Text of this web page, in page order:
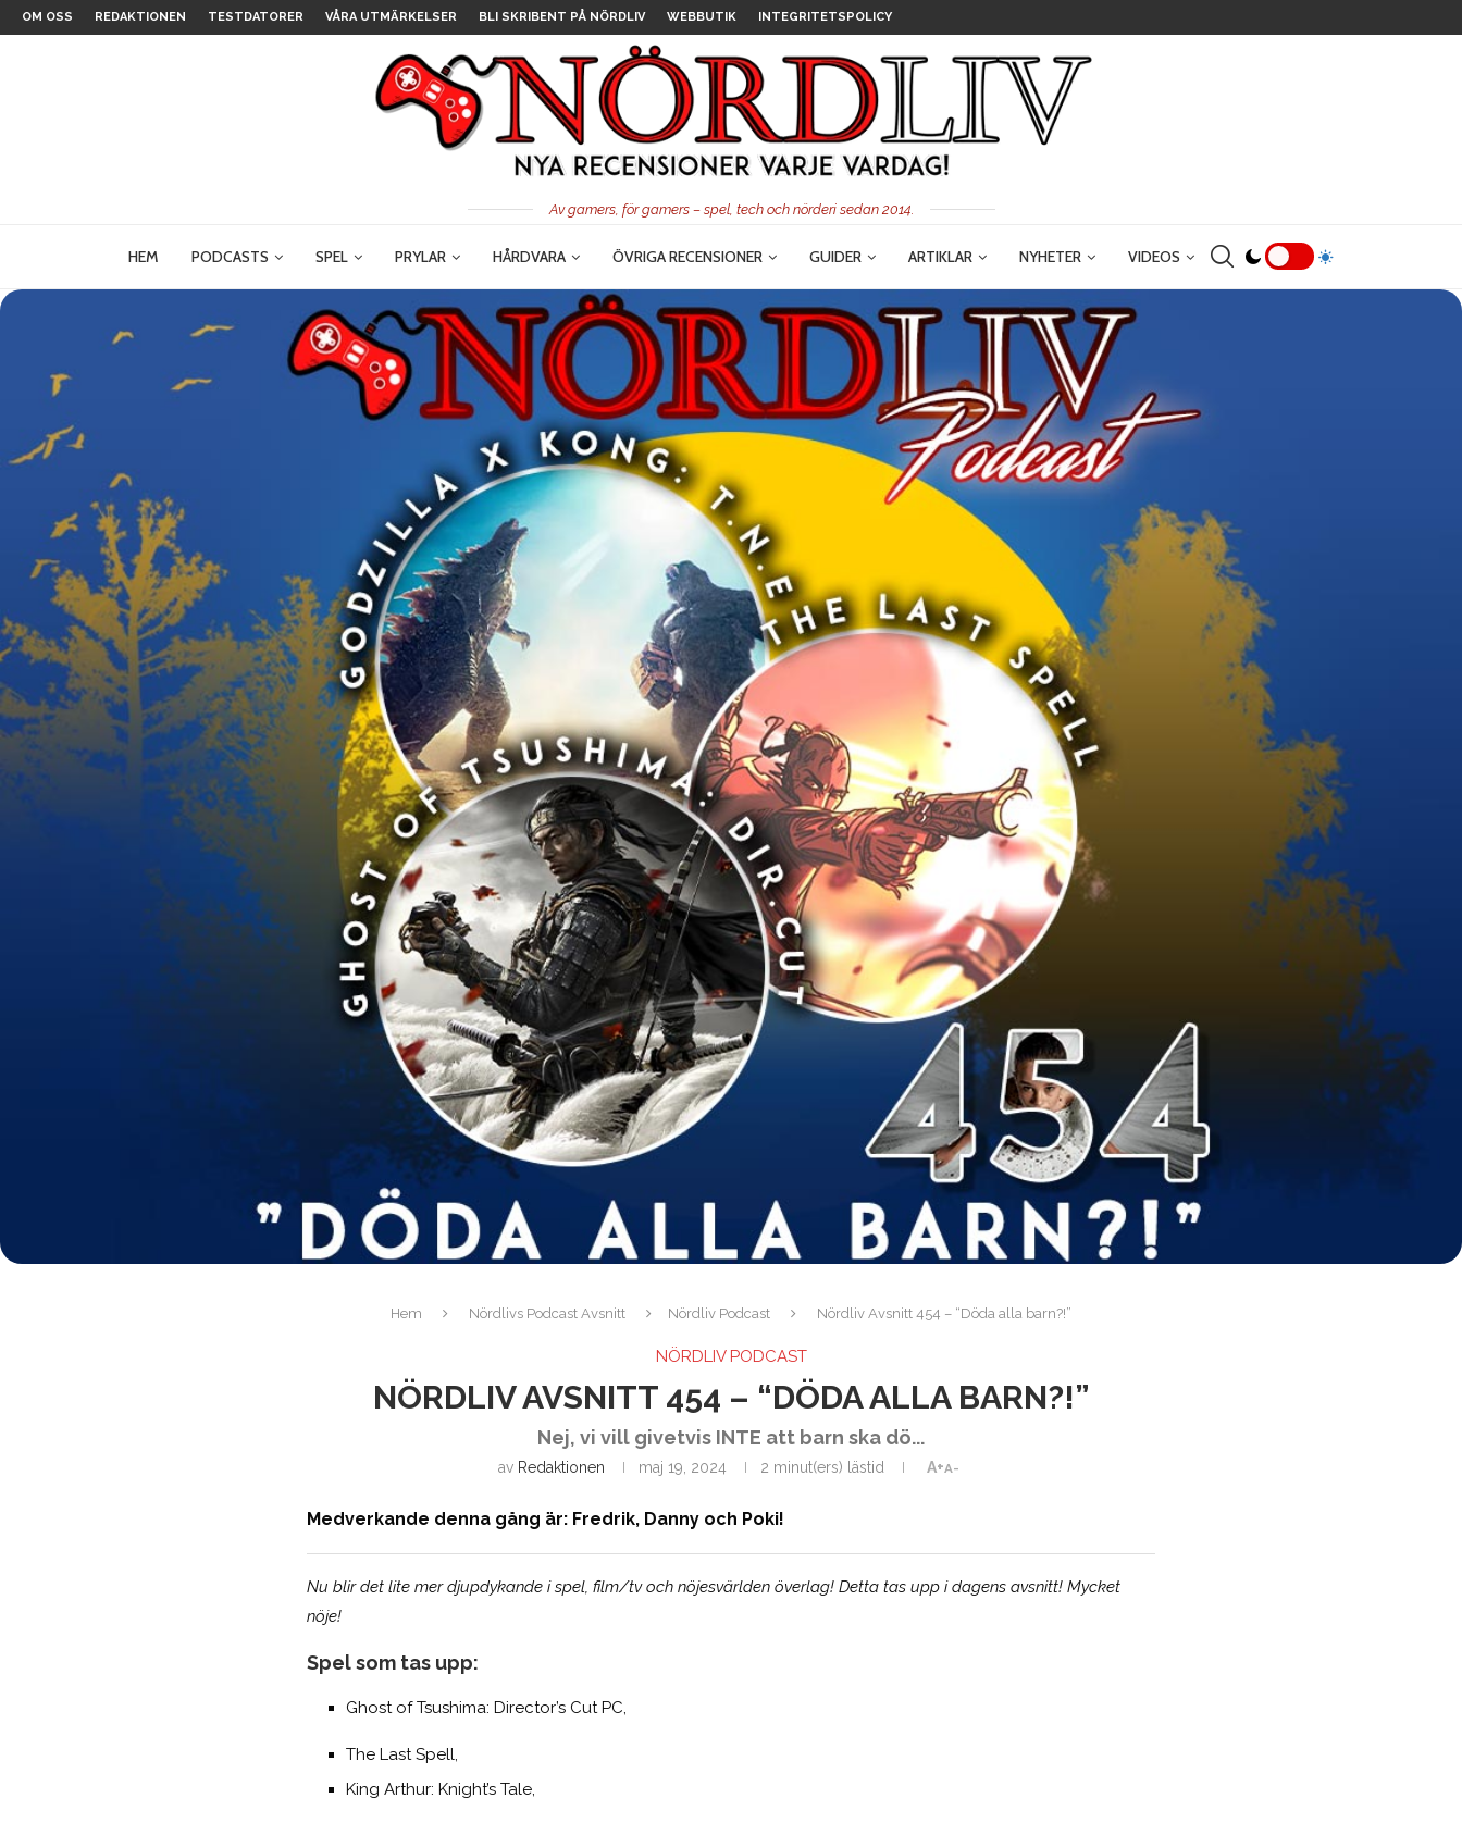
OM OSS REDAKTIONEN TESTDATORER VÅRA UTMÄRKELSER BLI SKRIBENT PÅ NÖRDLIV WEBBUTIK INTEGRITETSPOLICY
Av gamers, för gamers – spel, tech och nörderi sedan 2014.
HEM PODCASTS SPEL PRYLAR HÅRDVARA ÖVRIGA RECENSIONER GUIDER ARTIKLAR NYHETER VIDEOS
Hem Nördlivs Podcast Avsnitt Nördliv Podcast Nördliv Avsnitt 454 – “Döda alla barn?!”
NÖRDLIV PODCAST
NÖRDLIV AVSNITT 454 – “DÖDA ALLA BARN?!”
Nej, vi vill givetvis INTE att barn ska dö...
av Redaktionen maj 19, 2024 2 minut(ers) lästid A+A-
Medverkande denna gång är: Fredrik, Danny och Poki!
Nu blir det lite mer djupdykande i spel, film/tv och nöjesvärlden överlag! Detta tas upp i dagens avsnitt! Mycket
nöje!
Spel som tas upp:
Ghost of Tsushima: Director’s Cut PC,
The Last Spell,
King Arthur: Knight’s Tale,